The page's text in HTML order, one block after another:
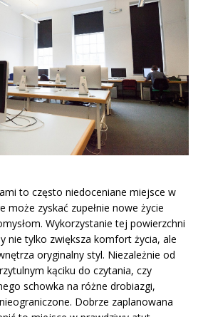
to często niedoceniane miejsce w
może zyskać zupełnie nowe życie
Wykorzystanie tej powierzchni
nie tylko zwiększa komfort życia, ale
oryginalny styl. Niezależnie od
kąciku do czytania, czy
schowka na różne drobiazgi,
Dobrze zaplanowana